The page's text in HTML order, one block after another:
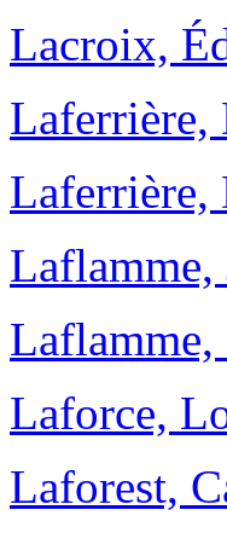
Lacroix,
Laferrière,
Laferrière,
Laflamme,
Laforce,
Laforest,